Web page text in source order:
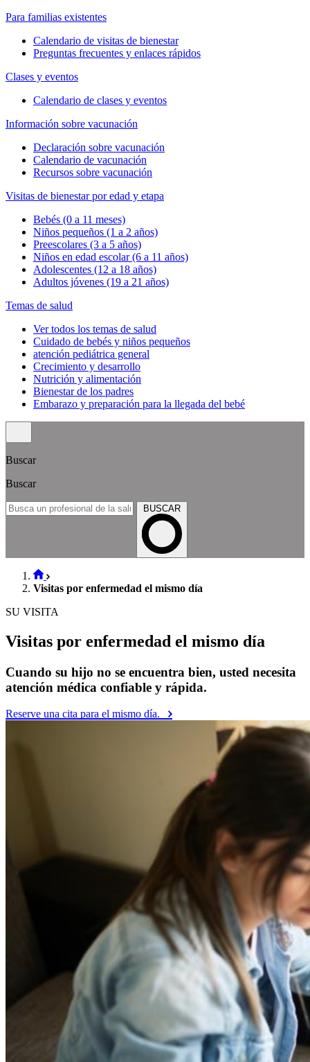
Para familias existentes
Calendario de visitas de bienestar
Preguntas frecuentes y enlaces rápidos
Clases y eventos
Calendario de clases y eventos
Información sobre vacunación
Declaración sobre vacunación
Calendario de vacunación
Recursos sobre vacunación
Visitas de bienestar por edad y etapa
Bebés (0 a 11 meses)
Niños pequeños (1 a 2 años)
Preescolares (3 a 5 años)
Niños en edad escolar (6 a 11 años)
Adolescentes (12 a 18 años)
Adultos jóvenes (19 a 21 años)
Temas de salud
Ver todos los temas de salud
Cuidado de bebés y niños pequeños
atención pediátrica general
Crecimiento y desarrollo
Nutrición y alimentación
Bienestar de los padres
Embarazo y preparación para la llegada del bebé
Buscar
Buscar
BUSCAR
Visitas por enfermedad el mismo día
SU VISITA
Visitas por enfermedad el mismo día
Cuando su hijo no se encuentra bien, usted necesita
atención médica confiable y rápida.
Reserve una cita para el mismo día.